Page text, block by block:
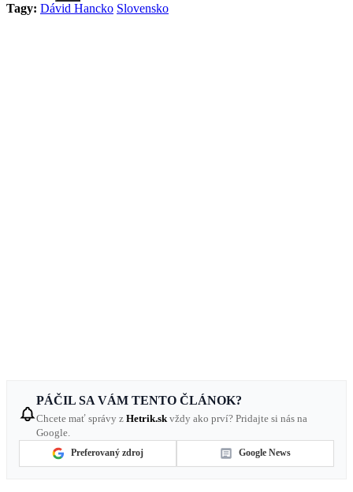
Tagy: Dávid Hancko Slovensko
PÁČIL SA VÁM TENTO ČLÁNOK?
Chcete mať správy z Hetrik.sk vždy ako prví? Pridajte si nás na
Google.
Preferovaný zdroj Google News